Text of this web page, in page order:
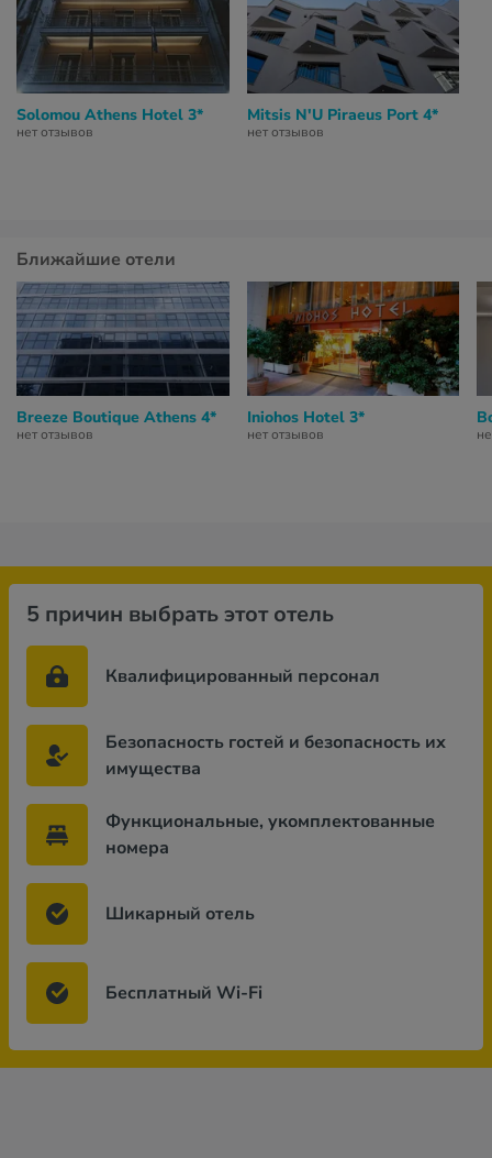
Solomou Athens Hotel 3*
нет отзывов
Mitsis N'U Piraeus Port 4*
нет отзывов
Ближайшие отели
Breeze Boutique Athens 4*
нет отзывов
Iniohos Hotel 3*
нет отзывов
5 причин выбрать этот отель
Квалифицированный персонал
Безопасность гостей и безопасность их
имущества
Функциональные, укомплектованные
номера
Шикарный отель
Бесплатный Wi-Fi